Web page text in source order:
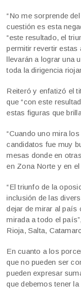
“No me sorprende
cuestión es esta
“este resultado, el
permitir revertir estas
llevarán a lograr una
toda la dirigencia
Reiteró y enfatizó el
que “con este
estas figuras que
“Cuando uno mira
candidatos fue muy
mesas donde en
en Zona Norte y en
“El triunfo de la
inclusión de las
dejar de mirar al país
mirada a todo el
Rioja, Salta,
En cuanto a los
que no pueden ser
pueden expresar
que debemos tener